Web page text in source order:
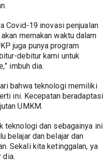
Covid-19 inovasi penjualan
memakan waktu dalam
juga punya program
debitur kami untuk
imbuh dia.
bahwa teknologi memiliki
ini. Kecepatan beradaptasi
UMKM.
teknologi dan sebagainya ini
belajar dan belajar dan
Sekali kita ketinggalan, ya
dia.